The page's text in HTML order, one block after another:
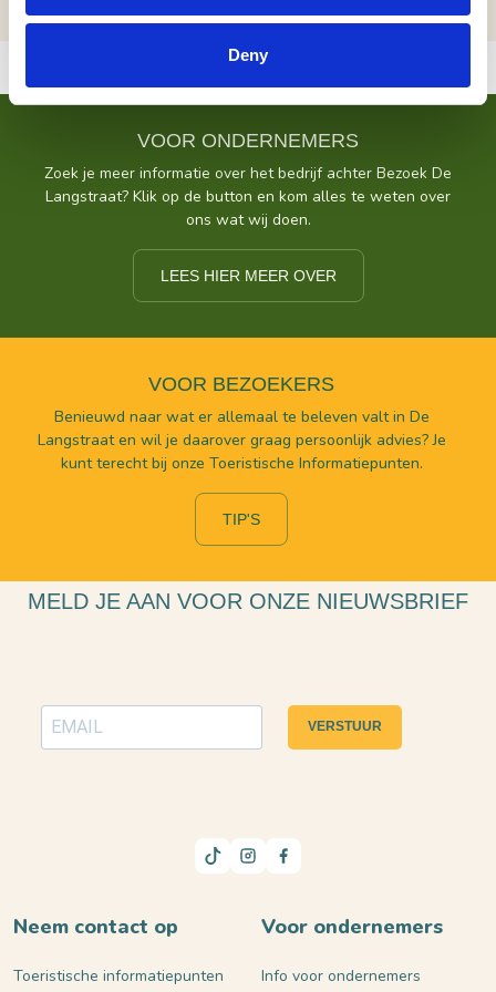
Deny
VOOR ONDERNEMERS
Zoek je meer informatie over het bedrijf achter Bezoek De
Langstraat? Klik op de button en kom alles te weten over
ons wat wij doen.
LEES HIER MEER OVER
VOOR BEZOEKERS
Benieuwd naar wat er allemaal te beleven valt in De
Langstraat en wil je daarover graag persoonlijk advies? Je
kunt terecht bij onze Toeristische Informatiepunten.
TIP'S
MELD JE AAN VOOR ONZE NIEUWSBRIEF
VERSTUUR
Neem contact op
Toeristische informatiepunten
Voor ondernemers
Info voor ondernemers